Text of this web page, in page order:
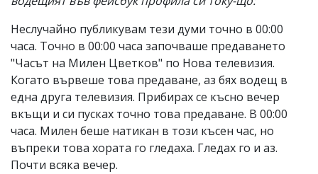
Неслучайно публикувам тези думи точно в 00:00
часа. Точно в 00:00 часа започваше предаването
"Часът на Милен Цветков" по Нова телевизия.
Когато вървеше това предаване, аз бях водещ в
една друга телевизия. Прибирах се късно вечер
вкъщи и си пусках точно това предаване. В 00:00
часа. Милен беше натикан в този късен час, но
въпреки това хората го гледаха. Гледах го и аз.
Почти всяка вечер.